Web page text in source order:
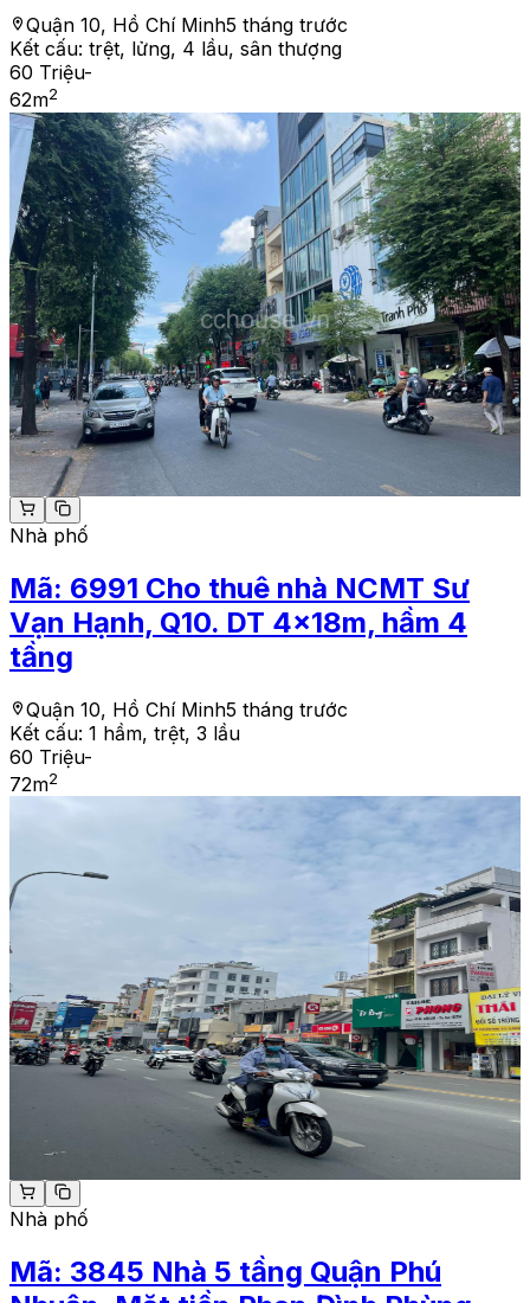
Quận 10, Hồ Chí Minh5 tháng trước
Kết cấu: trệt, lửng, 4 lầu, sân thượng
60 Triệu-
62m2
Nhà phố
Mã: 6991 Cho thuê nhà NCMT Sư
Vạn Hạnh, Q10. DT 4x18m, hầm 4
tầng
Quận 10, Hồ Chí Minh5 tháng trước
Kết cấu: 1 hầm, trệt, 3 lầu
60 Triệu-
72m2
Nhà phố
Mã: 3845 Nhà 5 tầng Quận Phú